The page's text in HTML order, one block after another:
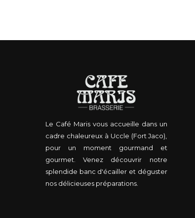
Le Café Maris vous accueille dans un
cadre chaleureux à Uccle (Fort Jaco),
pour un moment gourmand et
gourmet. Venez découvrir notre
splendide banc d'écailler et déguster
nos délicieuses préparations.